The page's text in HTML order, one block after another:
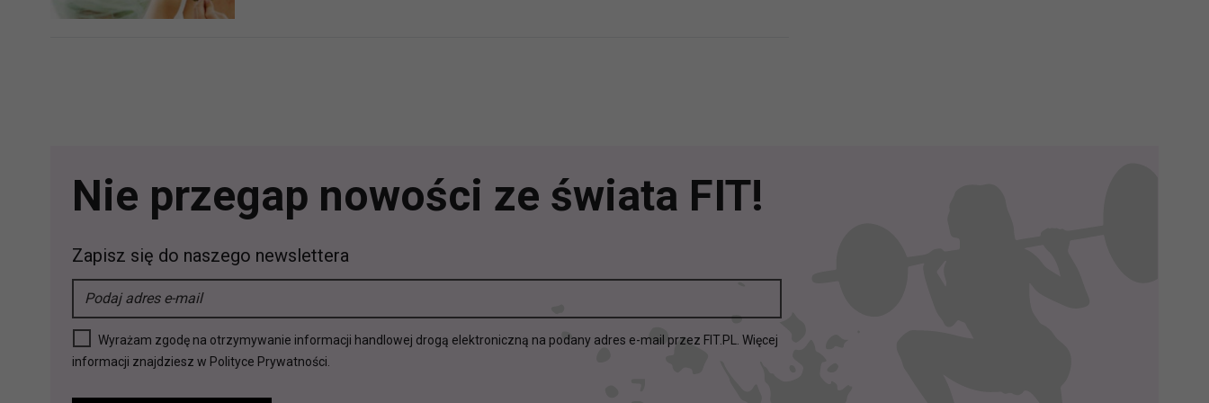
Nie przegap nowości ze świata FIT!
Zapisz się do naszego newslettera
Wyrażam zgodę na otrzymywanie informacji handlowej drogą elektroniczną na podany adres e-mail przez FIT.PL. Więcej
informacji znajdziesz w Polityce Prywatności.